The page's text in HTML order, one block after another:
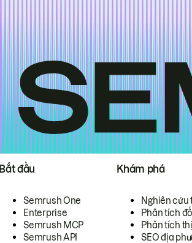
Bắt đầu
Semrush One
Enterprise
Semrush MCP
Semrush API
Khám phá
Nghiên cứu
Phân tích
Phân tích
SEO địa